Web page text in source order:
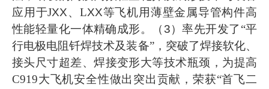
应用于JXX、 LXX等飞机用薄壁金属导管构件高
性能轻量化一体精确成形。
（3）率先开发了 “平
行电极电阻钎焊技术及装备”，突破了焊接软化、
接头尺寸超差、焊接变形大等技术瓶颈，为提高
C919大飞机安全性做出突出贡献，荣获“首飞二